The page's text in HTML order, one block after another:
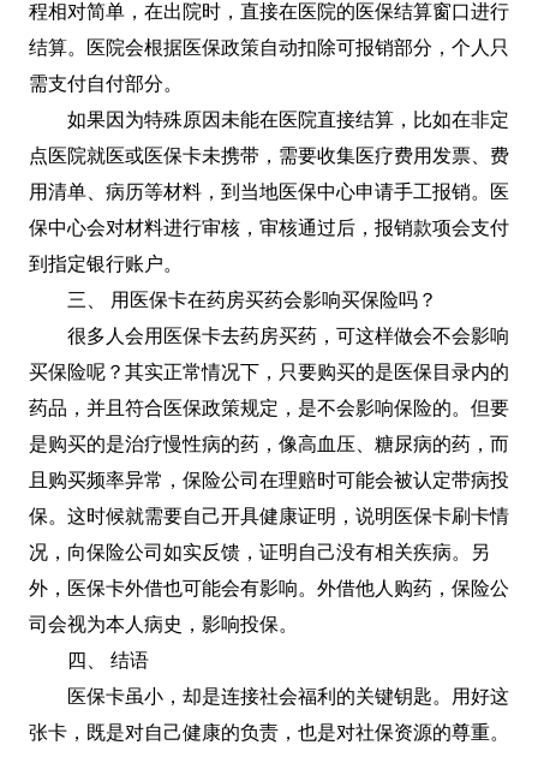
程相对简单，在出院时，直接在医院的医保结算窗口进行
结算。医院会根据医保政策自动扣除可报销部分，个人只
需支付自付部分。
如果因为特殊原因未能在医院直接结算，比如在非定
点医院就医或医保卡未携带，需要收集医疗费用发票、费
用清单、病历等材料，到当地医保中心申请手工报销。医
保中心会对材料进行审核，审核通过后，报销款项会支付
到指定银行账户。
三、 用医保卡在药房买药会影响买保险吗？
很多人会用医保卡去药房买药，可这样做会不会影响
买保险呢？其实正常情况下，只要购买的是医保目录内的
药品，并且符合医保政策规定，是不会影响保险的。但要
是购买的是治疗慢性病的药，像高血压、糖尿病的药，而
且购买频率异常，保险公司在理赔时可能会被认定带病投
保。这时候就需要自己开具健康证明，说明医保卡刷卡情
况，向保险公司如实反馈，证明自己没有相关疾病。另
外，医保卡外借也可能会有影响。外借他人购药，保险公
司会视为本人病史，影响投保。
四、 结语
医保卡虽小，却是连接社会福利的关键钥匙。用好这
张卡，既是对自己健康的负责，也是对社保资源的尊重。